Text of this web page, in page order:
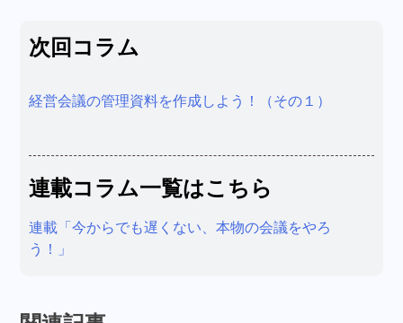
次回コラム
経営会議の管理資料を作成しよう！（その１）
連載コラム一覧はこちら
連載「今からでも遅くない、本物の会議をやろ
う！」